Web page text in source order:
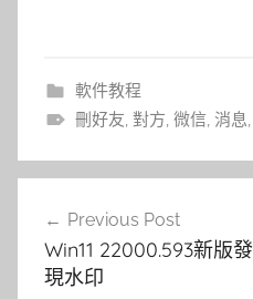
軟件教程
刪好友, 對方, 微信, 消息,
章
導
Previous Post
Win11 22000.593新版
現水印